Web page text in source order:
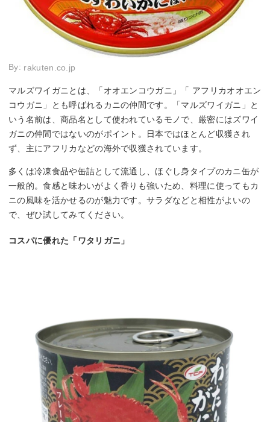
By: rakuten.co.jp
マルズワイガニとは、「オオエンコウガニ」「 アフリカオオエン
コウガニ」とも呼ばれるカニの仲間です。「マルズワイガニ」と
いう名前は、商品名として使われているモノで、厳密にはズワイ
ガニの仲間ではないのがポイント。日本ではほとんど収獲され
ず、主にアフリカなどの海外で収獲されています。
多くは冷凍食品や缶詰として流通し、ほぐし身タイプのカニ缶が
一般的。食感と味わいがよく香りも強いため、料理に使ってもカ
ニの風味を活かせるのが魅力です。サラダなどと相性がよいの
で、ぜひ試してみてください。
コスパに優れた「ワタリガニ」